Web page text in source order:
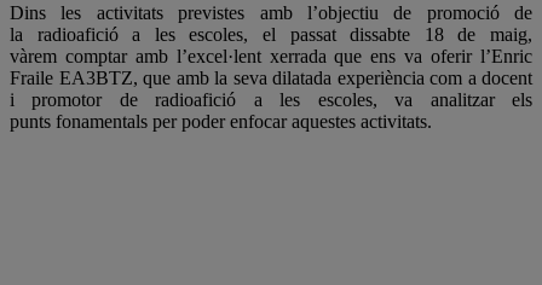
Dins les activitats previstes amb l’objectiu de promoció de
la radioafició a les escoles, el passat dissabte 18 de maig,
vàrem comptar amb l’excel·lent xerrada que ens va oferir l’Enric
Fraile EA3BTZ, que amb la seva dilatada experiència com a docent
i promotor de radioafició a les escoles, va analitzar els
punts fonamentals per poder enfocar aquestes activitats.